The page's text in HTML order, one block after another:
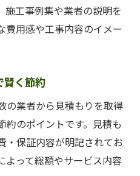
施工事例集や業者の説明を
費用感や工事内容のイメー
賢く節約
の業者から見積もりを取得
約のポイントです。見積も
・保証内容が明記されてお
よって総額やサービス内容